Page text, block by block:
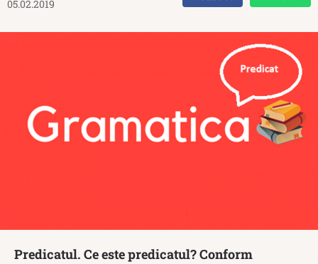
05.02.2019
Predicatul. Ce este predicatul? Conform